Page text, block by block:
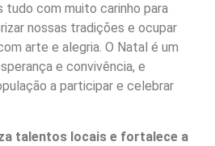
tudo com muito carinho para
nossas tradições e ocupar
arte e alegria. O Natal é um
e convivência, e
a participar e celebrar
talentos locais e fortalece a